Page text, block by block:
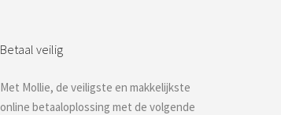
Betaal veilig
Met Mollie, de veiligste en makkelijkste
online betaaloplossing met de volgende